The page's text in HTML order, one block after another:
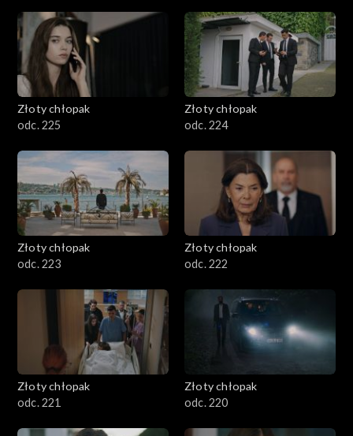
Złoty chłopak
odc. 225
Złoty chłopak
odc. 224
Złoty chłopak
odc. 223
Złoty chłopak
odc. 222
Złoty chłopak
odc. 221
Złoty chłopak
odc. 220